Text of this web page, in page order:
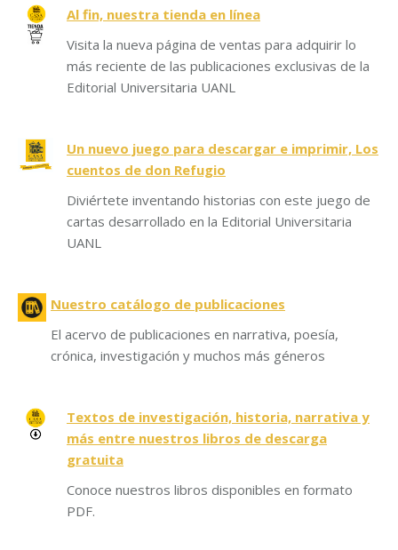
Al fin, nuestra tienda en línea
Visita la nueva página de ventas para adquirir lo
más reciente de las publicaciones exclusivas de la
Editorial Universitaria UANL
Un nuevo juego para descargar e imprimir, Los
cuentos de don Refugio
Diviértete inventando historias con este juego de
cartas desarrollado en la Editorial Universitaria
UANL
Nuestro catálogo de publicaciones
El acervo de publicaciones en narrativa, poesía,
crónica, investigación y muchos más géneros
Textos de investigación, historia, narrativa y
más entre nuestros libros de descarga
gratuita
Conoce nuestros libros disponibles en formato
PDF.